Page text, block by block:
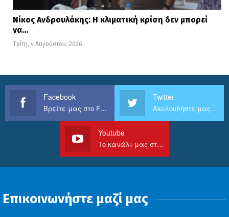
Νίκος Ανδρουλάκης: Η κλιματική κρίση δεν μπορεί
να…
Τρίτη, 4 Αυγούστου, 2026
Facebook
Βρείτε μας στο Facebook
Twitter
Ακολουθήστε μας στο Twitter
Youtube
Το κανάλι μας στο Youtube
Επικοινωνήστε μαζί μας